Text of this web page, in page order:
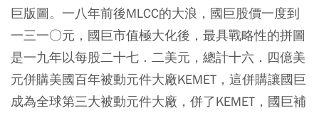
巨版圖。一八年前後MLCC的大浪，國巨股價一度到
一三一○元，國巨市值極大化後，最具戰略性的拼圖
是一九年以每股二十七．二美元，總計十六．四億美
元併購美國百年被動元件大廠KEMET，這併購讓國巨
成為全球第三大被動元件大廠，併了KEMET，國巨補